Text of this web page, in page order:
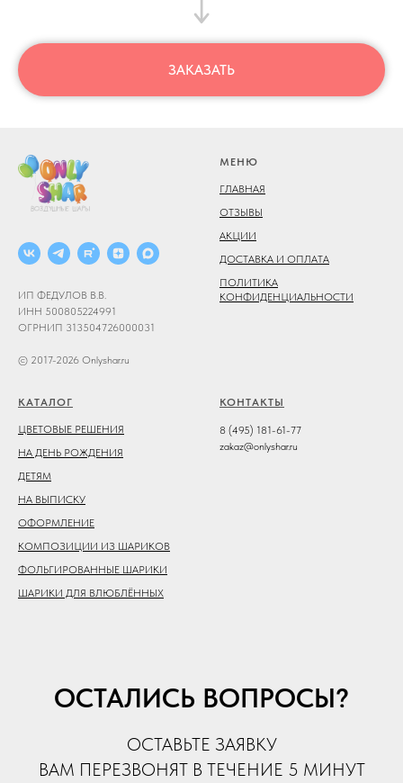
ЗАКАЗАТЬ
ИП ФЕДУЛОВ В.В.
ИНН 500805224991
ОГРНИП 313504726000031
© 2017-2026 Onlyshar.ru
МЕНЮ
ГЛАВНАЯ
ОТЗЫВЫ
АКЦИИ
ДОСТАВКА И ОПЛАТА
ПОЛИТИКА
КОНФИДЕНЦИАЛЬНОСТИ
КАТАЛОГ
ЦВЕТОВЫЕ РЕШЕНИЯ
НА ДЕНЬ РОЖДЕНИЯ
ДЕТЯМ
НА ВЫПИСКУ
ОФОРМЛЕНИЕ
КОМПОЗИЦИИ ИЗ ШАРИКОВ
ФОЛЬГИРОВАННЫЕ ШАРИКИ
ШАРИКИ ДЛЯ ВЛЮБЛЁННЫХ
КОНТАКТЫ
8 (495) 181-61-77
zakaz@onlyshar.ru
ОСТАЛИСЬ ВОПРОСЫ?
ОСТАВЬТЕ ЗАЯВКУ
ВАМ ПЕРЕЗВОНЯТ В ТЕЧЕНИЕ 5 МИНУТ